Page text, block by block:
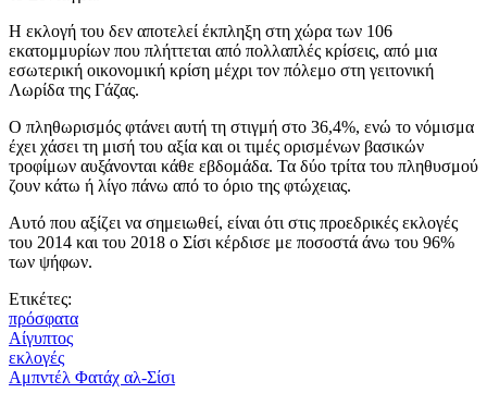
Η εκλογή του δεν αποτελεί έκπληξη στη χώρα των 106
εκατομμυρίων που πλήττεται από πολλαπλές κρίσεις, από μια
εσωτερική οικονομική κρίση μέχρι τον πόλεμο στη γειτονική
Λωρίδα της Γάζας.
Ο πληθωρισμός φτάνει αυτή τη στιγμή στο 36,4%, ενώ το νόμισμα
έχει χάσει τη μισή του αξία και οι τιμές ορισμένων βασικών
τροφίμων αυξάνονται κάθε εβδομάδα. Τα δύο τρίτα του πληθυσμού
ζουν κάτω ή λίγο πάνω από το όριο της φτώχειας.
Αυτό που αξίζει να σημειωθεί, είναι ότι στις προεδρικές εκλογές
του 2014 και του 2018 ο Σίσι κέρδισε με ποσοστά άνω του 96%
των ψήφων.
Ετικέτες:
πρόσφατα
Αίγυπτος
εκλογές
Αμπντέλ Φατάχ αλ-Σίσι